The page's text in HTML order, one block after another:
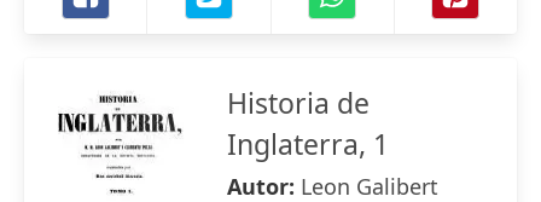
Historia de
Inglaterra, 1
Autor: Leon Galibert